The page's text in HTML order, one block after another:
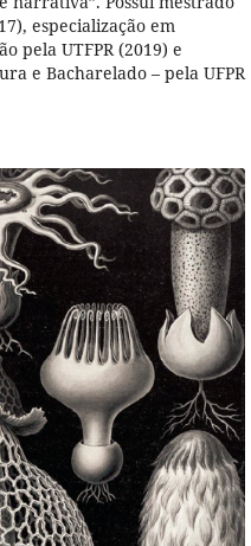
especialização em
pela UTFPR (2019) e
e Bacharelado – pela UFPR